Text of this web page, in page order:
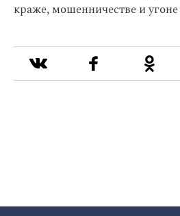
краже, мошенничестве и